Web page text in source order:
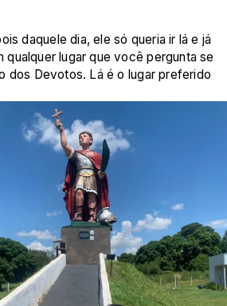
daquele dia, ele só queria ir lá e já
lugar que você pergunta se
dos Devotos. Lá é o lugar preferido